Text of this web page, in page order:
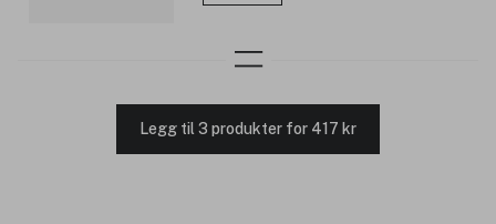
Legg til 3 produkter for 417 kr